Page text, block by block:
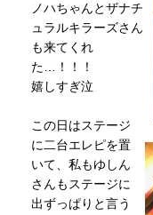
ノハちゃんとザナチ
ュラルキラーズさん
も来てくれ
た…！！！
嬉しすぎ泣
この日はステージ
に二台エレピを置
いて、私もゆしん
さんもステージに
出ずっぱりと言う